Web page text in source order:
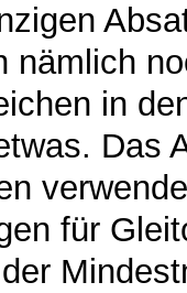
nämlich
in
Das
für